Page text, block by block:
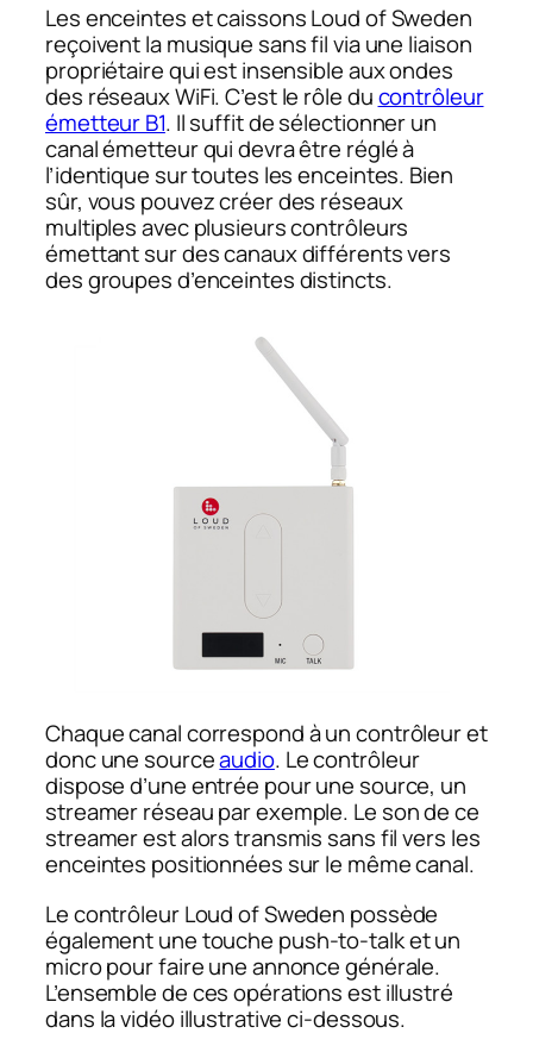
Les enceintes et caissons Loud of Sweden
reçoivent la musique sans fil via une liaison
propriétaire qui est insensible aux ondes
des réseaux WiFi. C’est le rôle ducontrôleur
émetteur B1. Il suffit de sélectionner un
canal émetteur qui devra être réglé à
l’identique sur toutes les enceintes. Bien
sûr, vous pouvez créer des réseaux
multiples avec plusieurs contrôleurs
émettant sur des canaux différents vers
des groupes d’enceintes distincts.
Chaque canal correspond à un contrôleur et
donc une sourceaudio. Le contrôleur
dispose d’une entrée pour une source, un
streamer réseau par exemple. Le son de ce
streamer est alors transmis sans fil vers les
enceintes positionnées sur le même canal.
Le contrôleur Loud of Sweden possède
également une touche push-to-talket un
micro pour faire une annonce générale.
L’ensemble de ces opérations est illustré
dans la vidéo illustrative ci-dessous.